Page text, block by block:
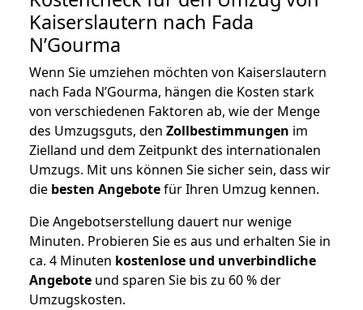
Kaiserslautern nach Fada
N’Gourma
Wenn Sie umziehen möchten von Kaiserslautern
nach Fada N’Gourma, hängen die Kosten stark
von verschiedenen Faktoren ab, wie der Menge
des Umzugsguts, den Zollbestimmungen im
Zielland und dem Zeitpunkt des internationalen
Umzugs. Mit uns können Sie sicher sein, dass wir
die besten Angebotefür Ihren Umzug kennen.
Die Angebotserstellung dauert nur wenige
Minuten. Probieren Sie es aus und erhalten Sie in
ca. 4 Minuten kostenlose und unverbindliche
Angebote und sparen Sie bis zu 60 % der
Umzugskosten.